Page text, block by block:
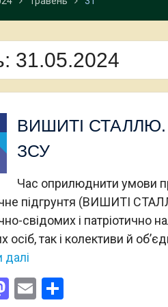
31.05.2024
ВИШИТІ СТАЛЛЮ.
ЗСУ
Час оприлюднити умови
підгрунтя (ВИШИТІ
свідомих і патріотично
осіб, так і колективи й
далі
Mastodon
Email